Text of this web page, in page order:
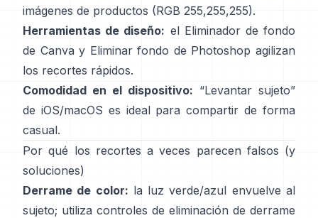
imágenes de productos (RGB 255,255,255).
Herramientas de diseño: el Eliminador de fondo
de Canva y Eliminar fondo de Photoshop agilizan
los recortes rápidos.
Comodidad en el dispositivo: “Levantar sujeto”
de iOS/macOS es ideal para compartir de forma
casual.
Por qué los recortes a veces parecen falsos (y
soluciones)
Derrame de color: la luz verde/azul envuelve al
sujeto; utiliza controles de eliminación de derrame